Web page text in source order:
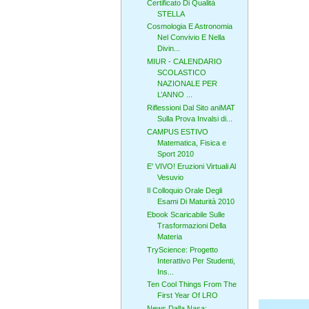
Certificato Di Qualità
STELLA
Cosmologia E Astronomia
Nel Convivio E Nella
Divin...
MIUR - CALENDARIO
SCOLASTICO
NAZIONALE PER
L’ANNO ...
Riflessioni Dal Sito aniMAT
Sulla Prova Invalsi di...
CAMPUS ESTIVO
Matematica, Fisica e
Sport 2010
E' VIVO! Eruzioni Virtuali Al
Vesuvio
Il Colloquio Orale Degli
Esami Di Maturità 2010
Ebook Scaricabile Sulle
Trasformazioni Della
Materia
TryScience: Progetto
Interattivo Per Studenti,
Ins...
Ten Cool Things From The
First Year Of LRO